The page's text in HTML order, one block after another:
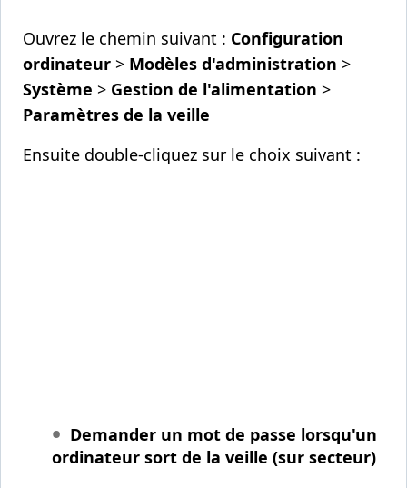
Ouvrez le chemin suivant : Configuration
ordinateur > Modèles d'administration >
Système > Gestion de l'alimentation >
Paramètres de la veille
Ensuite double-cliquez sur le choix suivant :
Demander un mot de passe lorsqu'un
ordinateur sort de la veille (sur secteur)